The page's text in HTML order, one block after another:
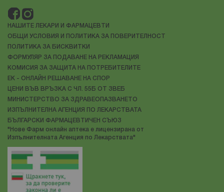
НАШИТЕ ЛЕКАРИ И ФАРМАЦЕВТИ
ОБЩИ УСЛОВИЯ И ПОЛИТИКА ЗА ПОВЕРИТЕЛНОСТ
ПОЛИТИКА ЗА БИСКВИТКИ
ФОРМУЛЯР ЗА ПОДАВАНЕ НА РЕКЛАМАЦИЯ
КОМИСИЯ ЗА ЗАЩИТА НА ПОТРЕБИТЕЛИТЕ
ЕК - ОНЛАЙН РЕШАВАНЕ НА СПОР
ЦЕНИ ВЪВ ВРЪЗКА С ЧЛ. 55Б ОТ ЗВЕБ
МИНИСТЕРСТВО ЗА ЗДРАВЕОПАЗВАНЕТО
ИЗПЪЛНИТЕЛНА АГЕНЦИЯ ПО ЛЕКАРСТВАТА
БЪЛГАРСКИ ФАРМАЦЕВТИЧЕН СЪЮЗ
"Нове Фарм онлайн аптека е лицензирана от
Изпълнителната Агенция по Лекарствата"